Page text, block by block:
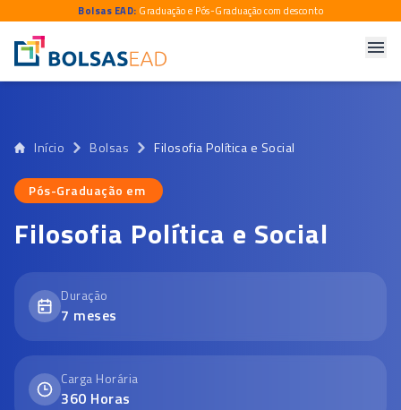
Bolsas EAD: Graduação e Pós-Graduação com desconto
Início Bolsas Filosofia Política e Social
Pós-Graduação em
Pós-Graduação em
Filosofia Política e Social
Duração
7 meses
Carga Horária
360 Horas